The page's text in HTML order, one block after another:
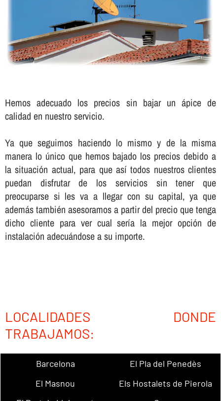
Hemos adecuado los precios sin bajar un ápice de
calidad en nuestro servicio.
Ya que seguimos haciendo lo mismo y de la misma
manera lo único que hemos bajado los precios debido a
la situación actual, para que así­ todos nuestros clientes
puedan disfrutar de los servicios sin tener que
preocuparse si les va a llegar con su capital, ya que
además también asesoramos a partir del precio que tenga
dicho cliente para ver cual serí­a la mejor opción de
instalación adecuándose a su importe.
LOCALIDADES DONDE
TRABAJAMOS:
Barcelona
El Pla del Penedès
El Masnou
Els Hostalets de Pierola